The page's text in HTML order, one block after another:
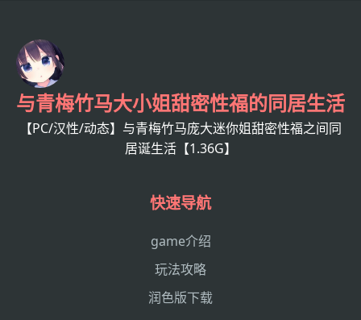
与青梅竹马大小姐甜密性福的同居生活
【PC/汉性/动态】与青梅竹马庞大迷你姐甜密性福之间同
居诞生活【1.36G】
快速导航
game介绍
玩法攻略
润色版下载